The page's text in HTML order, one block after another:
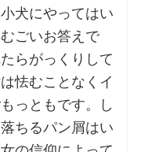
犬にやってはい
ごいお答えで
らがっくりして
怯むことなくイ
っともです。し
ちるパン屑はい